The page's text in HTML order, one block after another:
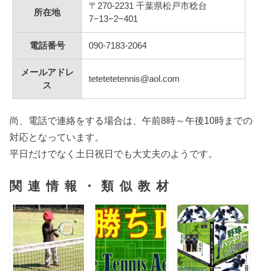
所在地
〒270-2231 千葉県松戸市稔台
7−13−2−401
電話番号 090-7183-2064
メールアドレ
ス
tetetetetennis@aol.com
尚、電話で連絡をする場合は、午前8時～午後10時までの
対応となっています。
平日だけでなく土日祝日でも大丈夫のようです。
関連情報・類似教材